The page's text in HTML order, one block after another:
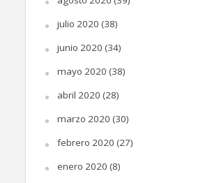
julio 2020 (38)
junio 2020 (34)
mayo 2020 (38)
abril 2020 (28)
marzo 2020 (30)
febrero 2020 (27)
enero 2020 (8)